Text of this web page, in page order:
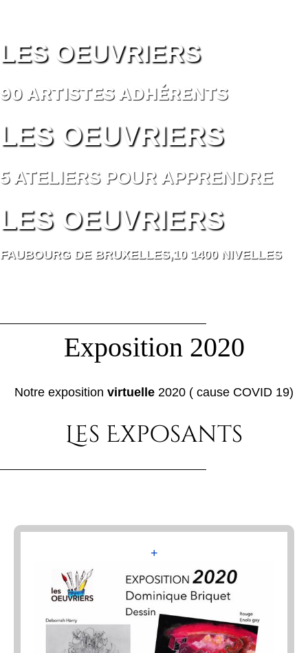
LES OEUVRIERS
90 ARTISTES ADHÉRENTS
LES OEUVRIERS
5 ATELIERS POUR APPRENDRE
LES OEUVRIERS
FAUBOURG DE BRUXELLES,10 1400 NIVELLES
Exposition 2020
Notre exposition virtuelle 2020 ( cause COVID 19)
Les Exposants
+